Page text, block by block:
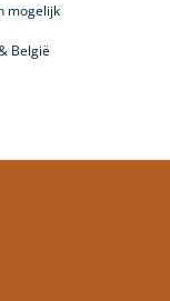
mogelijk
België